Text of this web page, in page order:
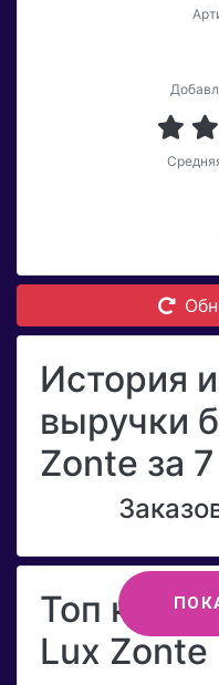
История
выручки
Zonte за
Топ
Lux Zonte